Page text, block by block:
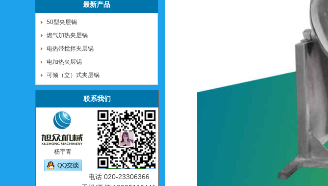
最新产品
50型夹层锅
燃气加热夹层锅
电热带搅拌夹层锅
电加热夹层锅
可倾（立）式夹层锅
联系我们
杨宇青
电话:020-23306366